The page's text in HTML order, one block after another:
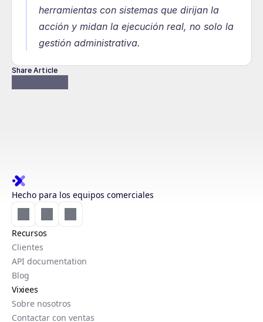
herramientas con sistemas que dirijan la
acción y midan la ejecución real, no solo la
gestión administrativa.
Share Article
Hecho para los equipos comerciales
Recursos
Clientes
API documentation
Blog
Vixiees
Sobre nosotros
Contactar con ventas